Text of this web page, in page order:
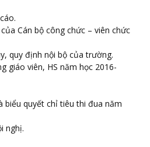
Cán bộ công chức – viên chức
quy định nội bộ của trường.
giáo viên, HS năm học 2016-
biểu quyết chỉ tiêu thi đua năm
nghị.